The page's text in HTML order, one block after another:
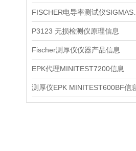
P3123 无损检测仪原理信息
Fischer测厚仪仪器产品信息
EPK代理MINITEST7200信息
测厚仪EPK MINITEST600BF信